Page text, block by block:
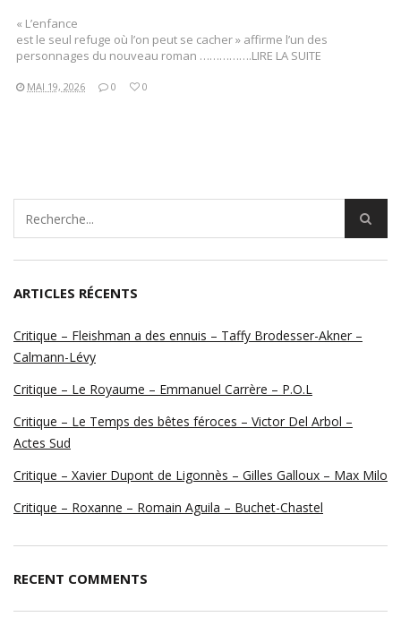
« L’enfance
est le seul refuge où l’on peut se cacher » affirme l’un des
personnages du nouveau roman …………….LIRE LA SUITE
MAI 19, 2026 0 0
ARTICLES RÉCENTS
Critique – Fleishman a des ennuis – Taffy Brodesser-Akner –
Calmann-Lévy
Critique – Le Royaume – Emmanuel Carrère – P.O.L
Critique – Le Temps des bêtes féroces – Victor Del Arbol –
Actes Sud
Critique – Xavier Dupont de Ligonnès – Gilles Galloux – Max Milo
Critique – Roxanne – Romain Aguila – Buchet-Chastel
RECENT COMMENTS